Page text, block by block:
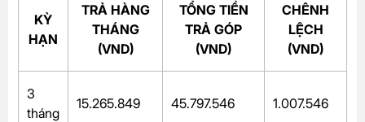
KỲ
HẠN
TRẢ HÀNG
THÁNG
(VND)
TỔNG TIỀN
TRẢ GÓP
(VND)
CHÊNH
LỆCH
(VND)
3
tháng
15.265.849 45.797.546 1.007.546